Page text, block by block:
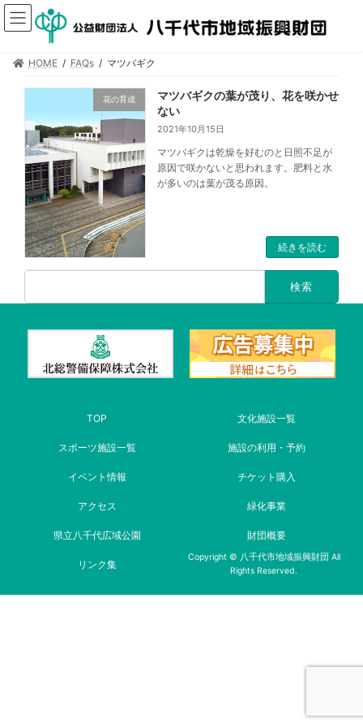
HOME FAQs マツバギク
花の育成
マツバギクの葉が茂り、花を咲かせ
ない
2021年10月15日
マツバギクは乾燥を好むのと日照不足が
原因で咲かないと思われます。肥料と水
が多いのは葉が茂る原因。
続きを読む
TOP 文化施設一覧
スポーツ施設一覧 施設の利用・予約
イベント情報 チケット購入
アクセス 緑化事業
県立八千代広域公園 財団概要
リンク集
Copyright © 八千代市地域振興財団 All
Rights Reserved.